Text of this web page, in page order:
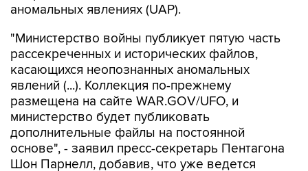
аномальных явлениях (UAP).
"Министерство войны публикует пятую часть
рассекреченных и исторических файлов,
касающихся неопознанных аномальных
явлений (...). Коллекция по-прежнему
размещена на сайте WAR.GOV/UFO, и
министерство будет публиковать
дополнительные файлы на постоянной
основе", - заявил пресс-секретарь Пентагона
Шон Парнелл, добавив, что уже ведется